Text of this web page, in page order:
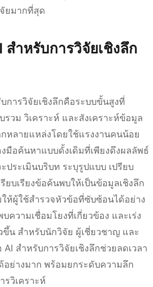
ยมากที่สุด
สำหรับการวิจัยเชิงลึก
การวิจัยเชิงลึกคือระบบขั้นสูงที่
รวม วิเคราะห์ และสังเคราะห์ข้อมูล
หลายแหล่งโดยใช้แรงงานคนน้อย
มือค้นหาแบบดั้งเดิมที่เพียงดึงผลลัพธ์
ประเมินบริบท ระบุรูปแบบ เปรียบ
ยบเรียงข้อค้นพบให้เป็นข้อมูลเชิงลึก
ห้ผู้ใช้สำรวจหัวข้อที่ซับซ้อนได้อย่าง
ความเชื่อมโยงที่เกี่ยวข้อง และเร่ง
ขึ้น สำหรับนักวิจัย ผู้เชี่ยวชาญ และ
AI สำหรับการวิจัยเชิงลึกช่วยลดเวลา
อย่างมาก พร้อมยกระดับความลึก
วิเคราะห์